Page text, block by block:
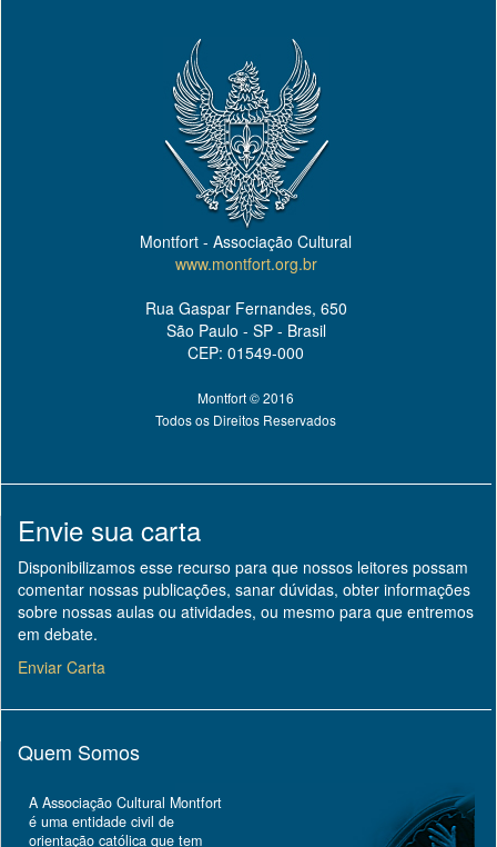
Montfort - Associação Cultural
www.montfort.org.br
Rua Gaspar Fernandes, 650
São Paulo - SP - Brasil
CEP: 01549-000
Montfort © 2016
Todos os Direitos Reservados
Envie sua carta
Disponibilizamos esse recurso para que nossos leitores possam
comentar nossas publicações, sanar dúvidas, obter informações
sobre nossas aulas ou atividades, ou mesmo para que entremos
em debate.
Enviar Carta
Quem Somos
A Associação Cultural Montfort
é uma entidade civil de
orientação católica que tem